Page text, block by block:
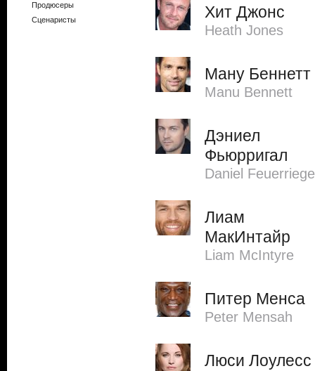
Продюсеры
Сценаристы
Хит Джонс
Heath Jones
Ману Беннетт
Manu Bennett
Дэниел
Фьюрригал
Daniel
Лиам
МакИнтайр
Liam McIntyre
Питер Менса
Peter Mensah
Люси Лоулесс